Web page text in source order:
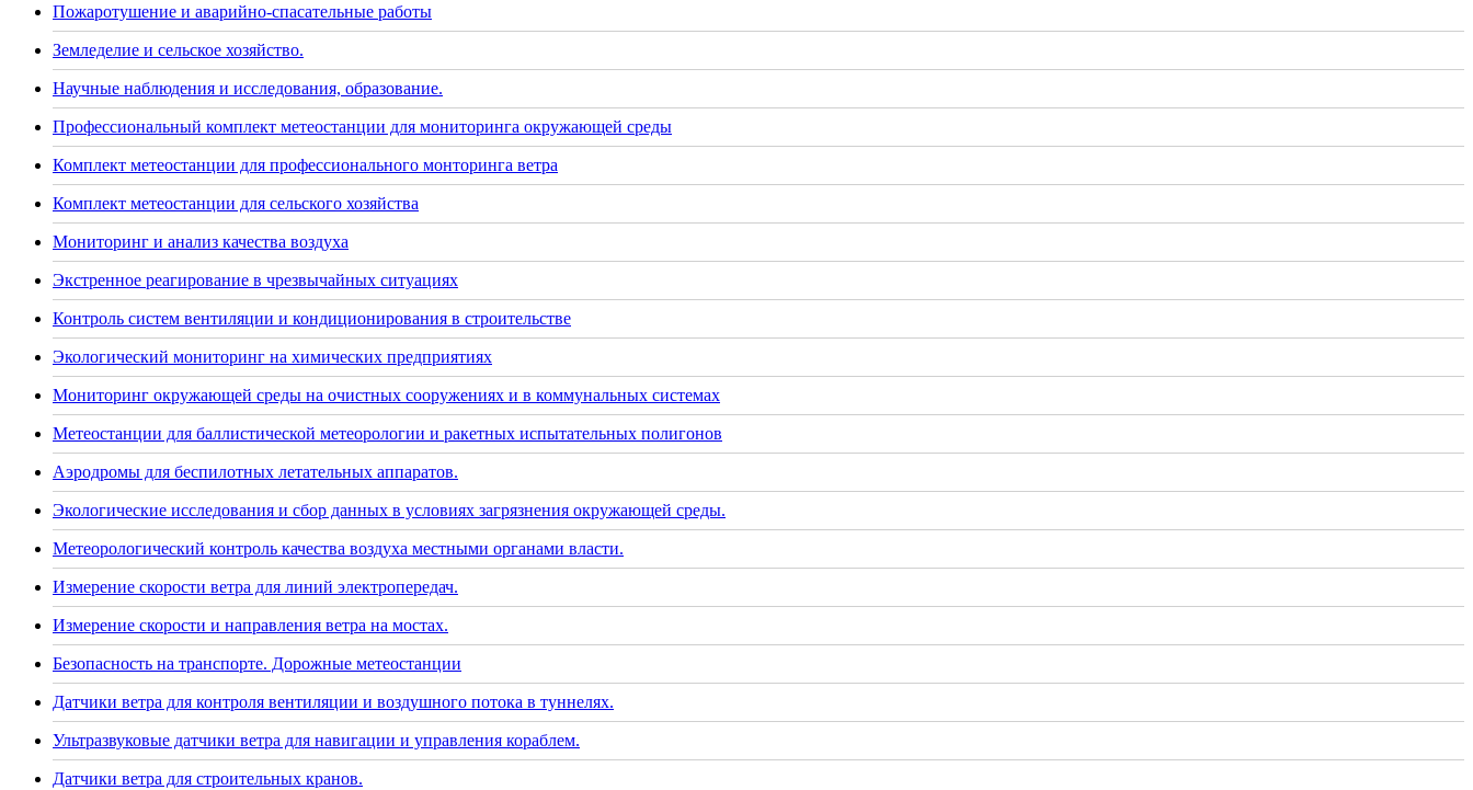
Пожаротушение и аварийно-спасательные работы
Земледелие и сельское хозяйство.
Научные наблюдения и исследования, образование.
Профессиональный комплект метеостанции для мониторинга окружающей среды
Комплект метеостанции для профессионального монторинга ветра
Комплект метеостанции для сельского хозяйства
Мониторинг и анализ качества воздуха
Экстренное реагирование в чрезвычайных ситуациях
Контроль систем вентиляции и кондиционирования в строительстве
Экологический мониторинг на химических предприятиях
Мониторинг окружающей среды на очистных сооружениях и в коммунальных системах
Метеостанции для баллистической метеорологии и ракетных испытательных полигонов
Аэродромы для беспилотных летательных аппаратов.
Экологические исследования и сбор данных в условиях загрязнения окружающей среды.
Метеорологический контроль качества воздуха местными органами власти.
Измерение скорости ветра для линий электропередач.
Измерение скорости и направления ветра на мостах.
Безопасность на транспорте. Дорожные метеостанции
Датчики ветра для контроля вентиляции и воздушного потока в туннелях.
Ультразвуковые датчики ветра для навигации и управления кораблем.
Датчики ветра для строительных кранов.